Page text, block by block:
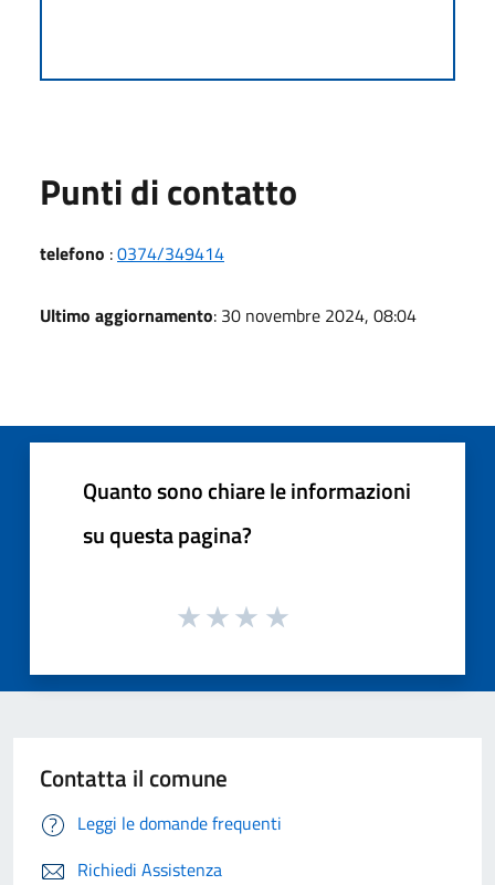
Punti di contatto
telefono :0374/349414
Ultimo aggiornamento: 30 novembre 2024, 08:04
Quanto sono chiare le informazioni
su questa pagina?
Contatta il comune
Leggi le domande frequenti
Richiedi Assistenza